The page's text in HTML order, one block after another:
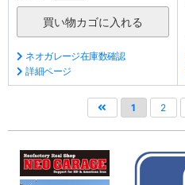
ネオガレージ在庫数確認
詳細ページ
1 2